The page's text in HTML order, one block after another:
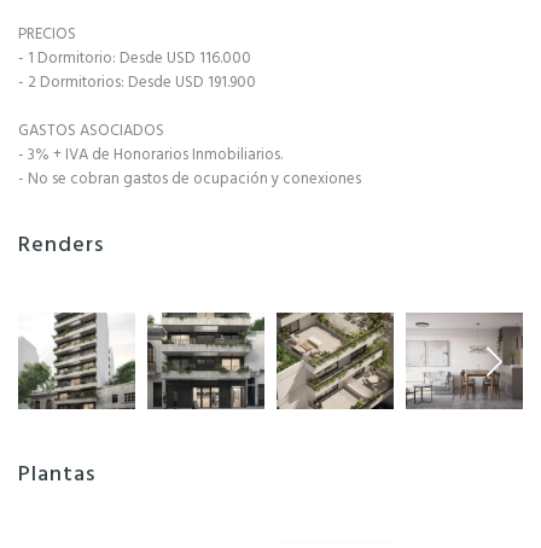
PRECIOS
- 1 Dormitorio: Desde USD 116.000
- 2 Dormitorios: Desde USD 191.900
GASTOS ASOCIADOS
- 3% + IVA de Honorarios Inmobiliarios.
- No se cobran gastos de ocupación y conexiones
Renders
Plantas